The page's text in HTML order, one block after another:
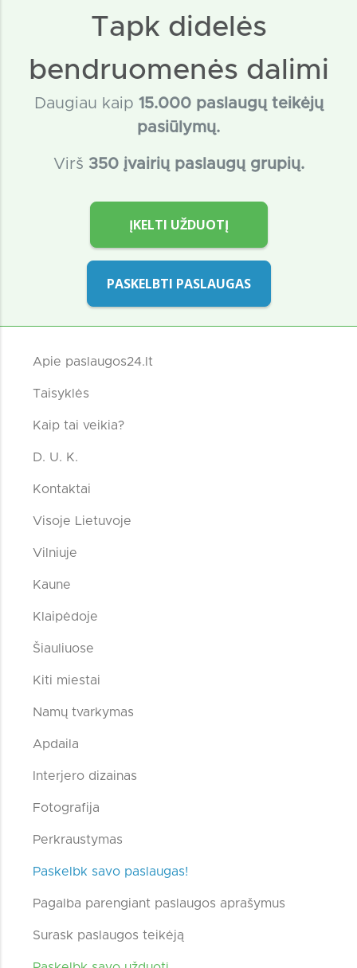
Tapk didelės
bendruomenės dalimi
Daugiau kaip 15.000 paslaugų teikėjų
pasiūlymų.
Virš 350 įvairių paslaugų grupių.
ĮKELTI UŽDUOTĮ
PASKELBTI PASLAUGAS
Apie paslaugos24.lt
Taisyklės
Kaip tai veikia?
D. U. K.
Kontaktai
Visoje Lietuvoje
Vilniuje
Kaune
Klaipėdoje
Šiauliuose
Kiti miestai
Namų tvarkymas
Apdaila
Interjero dizainas
Fotografija
Perkraustymas
Paskelbk savo paslaugas!
Pagalba parengiant paslaugos aprašymus
Surask paslaugos teikėją